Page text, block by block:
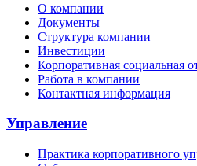
О компании
Документы
Структура компании
Инвестиции
Корпоративная социальная
Работа в компании
Контактная информация
Управление
Практика корпоративного